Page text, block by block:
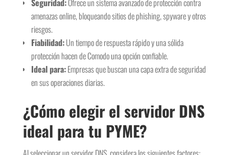
amenazas online, bloqueando sitios de phishing, spyware y otros
riesgos.
Fiabilidad:Un tiempo de respuesta rápido y una sólida
protección hacen de Comodo una opción confiable.
Ideal para:Empresas que buscan una capa extra de seguridad
en sus operaciones diarias.
¿Cómo elegir el servidor DNS
ideal para tu PYME?